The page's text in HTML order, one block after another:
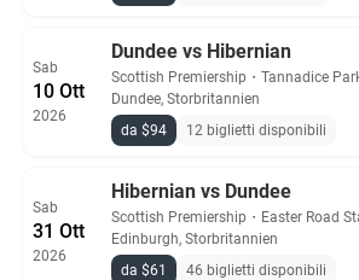
Sab
10 Ott
2026
Dundee vs Hibernian
Scottish Premiership ・ Tannadice
Dundee, Storbritannien
da $94
12 biglietti disponibili
Sab
31 Ott
2026
Hibernian vs Dundee
Scottish Premiership ・ Easter Road
Edinburgh, Storbritannien
da $61
46 biglietti disponibili